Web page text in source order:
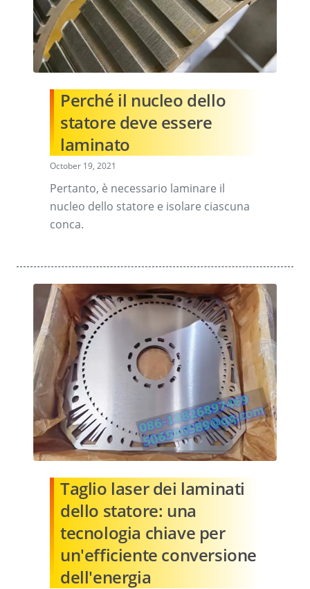
Perché il nucleo dello
statore deve essere
laminato
October 19, 2021
Pertanto, è necessario laminare il
nucleo dello statore e isolare ciascuna
conca.
Taglio laser dei laminati
dello statore: una
tecnologia chiave per
un'efficiente conversione
dell'energia